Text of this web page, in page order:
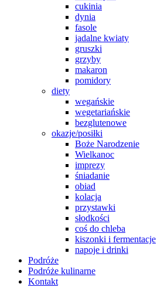
cukinia
dynia
fasole
jadalne kwiaty
gruszki
grzyby
makaron
pomidory
diety
wegańskie
wegetariańskie
bezglutenowe
okazje/posiłki
Boże Narodzenie
Wielkanoc
imprezy
śniadanie
obiad
kolacja
przystawki
słodkości
coś do chleba
kiszonki i fermentacje
napoje i drinki
Podróże
Podróże kulinarne
Kontakt